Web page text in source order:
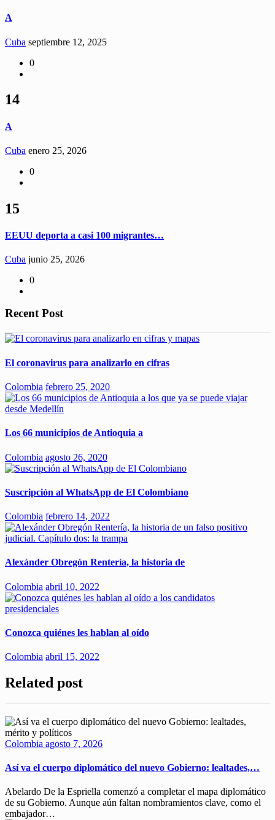
A
Cuba septiembre 12, 2025
0
14
A
Cuba enero 25, 2026
0
15
EEUU deporta a casi 100 migrantes…
Cuba junio 25, 2026
0
Recent Post
El coronavirus para analizarlo en cifras
Colombia febrero 25, 2020
Los 66 municipios de Antioquia a
Colombia agosto 26, 2020
Suscripción al WhatsApp de El Colombiano
Colombia febrero 14, 2022
Alexánder Obregón Rentería, la historia de
Colombia abril 10, 2022
Conozca quiénes les hablan al oído
Colombia abril 15, 2022
Related post
Colombia agosto 7, 2026
Así va el cuerpo diplomático del nuevo Gobierno: lealtades,…
Abelardo De la Espriella comenzó a completar el mapa diplomático
de su Gobierno. Aunque aún faltan nombramientos clave, como el
embajador…